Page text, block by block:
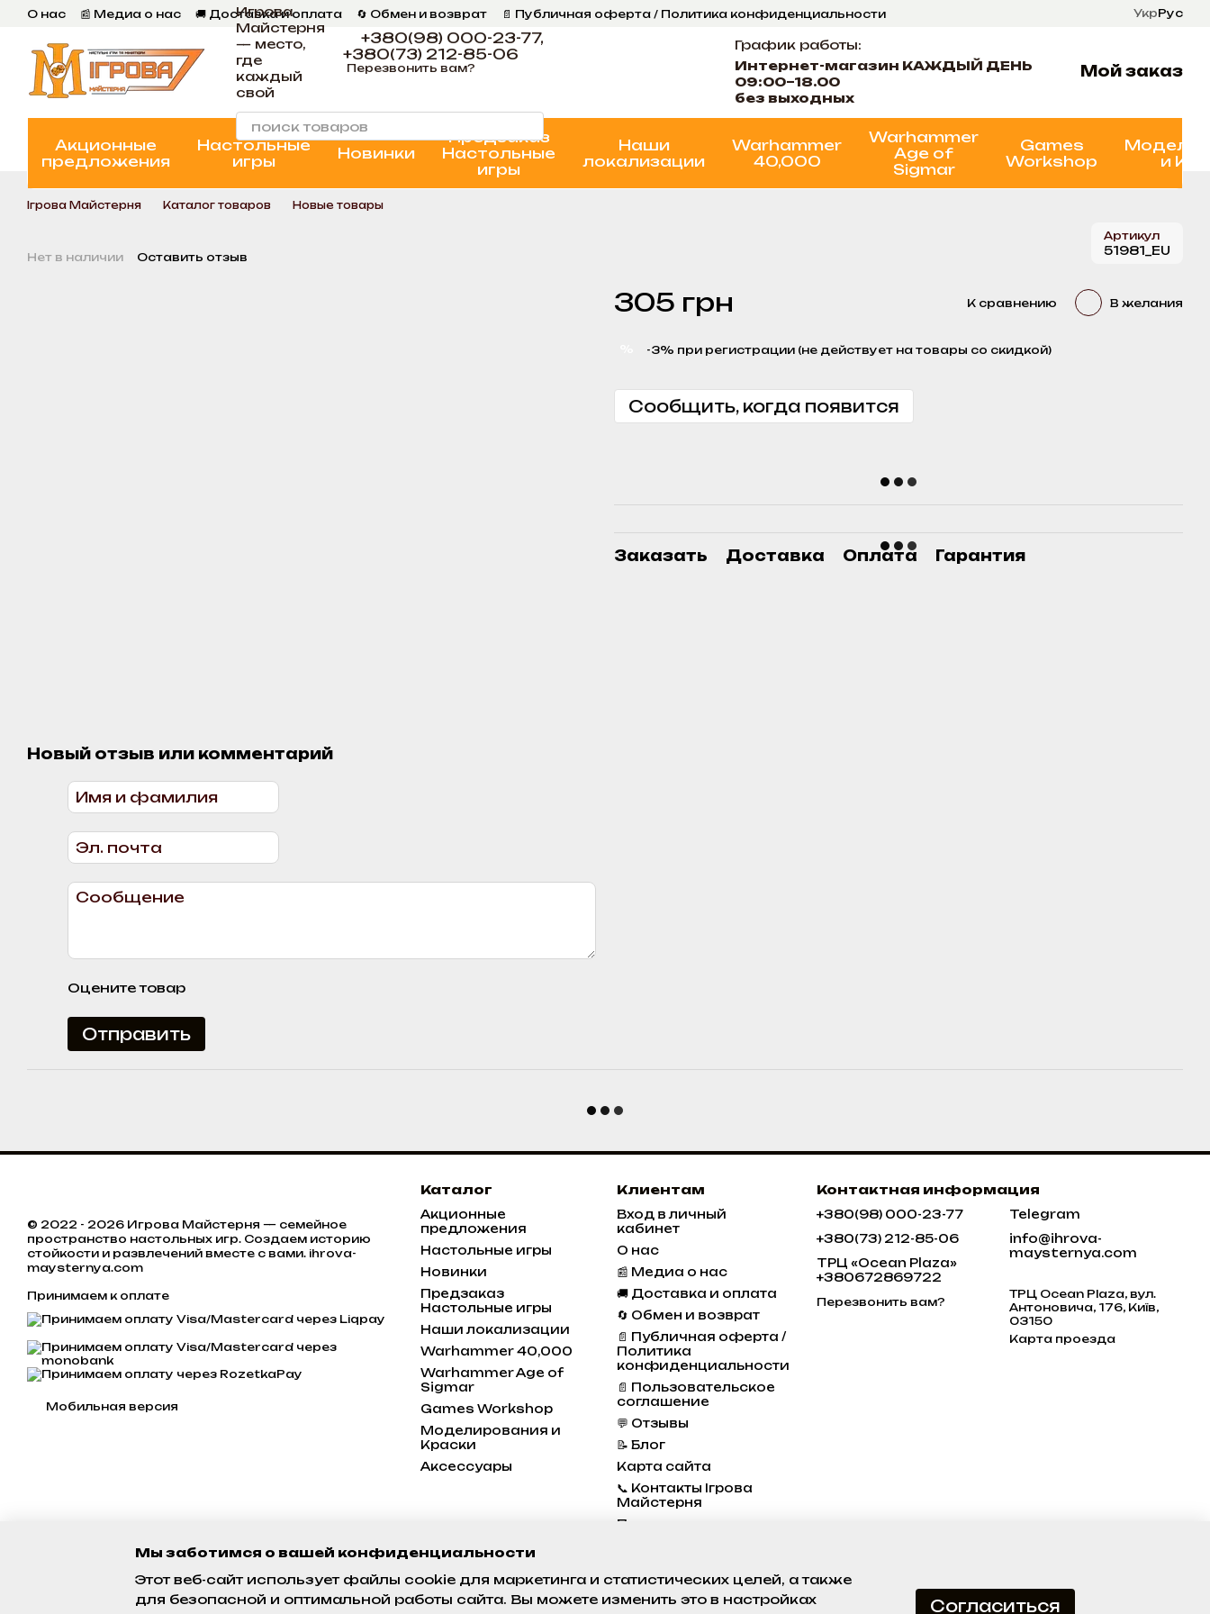
Перейти к основному контенту
О нас 📰 Медиа о нас 🚚 Доставка и оплата 🔄 Обмен и возврат
📄 Публичная оферта / Политика конфиденциальности
📄 Пользовательское соглашение
💬 Отзывы 📝 Блог 📞 Контакты Ігрова Майстерня
УкрРус
Игрова
Майстерня
— место,
где
каждый
свой
+380(98) 000-23-77,
+380(73) 212-85-06
Перезвонить вам?
График работы:
Интернет-магазин КАЖДЫЙ ДЕНЬ
09:00–18.00
без выходных
Мой заказ
Акционные
предложения
Настольные
игры
Новинки
Предзаказ
Настольные
игры
Наши
локализации
Warhammer
40,000
Warhammer
Age of
Sigmar
Games
Workshop
и
Ігрова Майстерня Каталог товаров Новые товары
Артикул
51981_EU
Нет в наличии Оставить отзыв
Новый отзыв или комментарий
Оцените товар
Отправить
305 грн К сравнению В желания
-3% при регистрации (не действует на товары со скидкой)
Сообщить, когда появится
Заказать Доставка Оплата Гарантия
© 2022 - 2026 Игрова Майстерня — семейное
пространство настольных игр. Создаем историю
стойкости и развлечений вместе с вами. ihrova-
maysternya.com
Принимаем к оплате
Мобильная версия
Каталог
Акционные
предложения
Настольные игры
Новинки
Предзаказ
Настольные игры
Наши локализации
Warhammer 40,000
Warhammer Age of
Sigmar
Games Workshop
Моделирования и
Краски
Аксессуары
Клиентам
Вход в личный
кабинет
О нас
📰 Медиа о нас
🚚 Доставка и оплата
🔄 Обмен и возврат
📄 Публичная оферта /
Политика
конфиденциальности
📄 Пользовательское
соглашение
💬 Отзывы
📝 Блог
Карта сайта
📞 Контакты Ігрова
Майстерня
Программа
Мы в соцсетях
Контактная информация
+380(98) 000-23-77
+380(73) 212-85-06
ТРЦ «Ocean Plaza»
+380672869722
Перезвонить вам?
Telegram
info@ihrova-
maysternya.com
ТРЦ Ocean Plaza, вул.
Антоновича, 176, Київ,
03150
Карта проезда
Мы заботимся о вашей конфиденциальности
Этот веб-сайт использует файлы cookie для маркетинга и статистических целей, а также
для безопасной и оптимальной работы сайта. Вы можете изменить это в настройках
Согласиться